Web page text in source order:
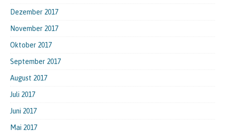
Dezember 2017
November 2017
Oktober 2017
September 2017
August 2017
Juli 2017
Juni 2017
Mai 2017